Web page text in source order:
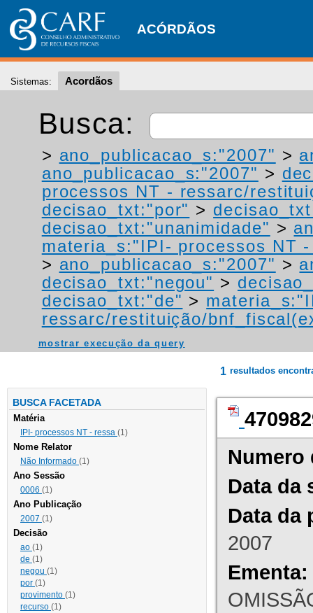
ACÓRDÃOS
Sistemas: Acordãos
Busca:
> ano_publicacao_s:"2007" >
ano_publicacao_s:"2007" >
processos NT - ressarc/
decisao_txt:"por" >
decisao_txt:"unanimidade" >
materia_s:"IPI- processos NT
> ano_publicacao_s:"2007" >
decisao_txt:"negou" >
decisao_txt:"de" >
ressarc/restituição/
mostrar execução da query
BUSCA FACETADA
Matéria
IPI- processos NT - ressa (1)
Nome Relator
Não Informado (1)
Ano Sessão
0006 (1)
Ano Publicação
2007 (1)
Decisão
ao (1)
de (1)
negou (1)
por (1)
provimento (1)
recurso (1)
1 resultados
Numero
Data da
Data da
2007
Ementa: